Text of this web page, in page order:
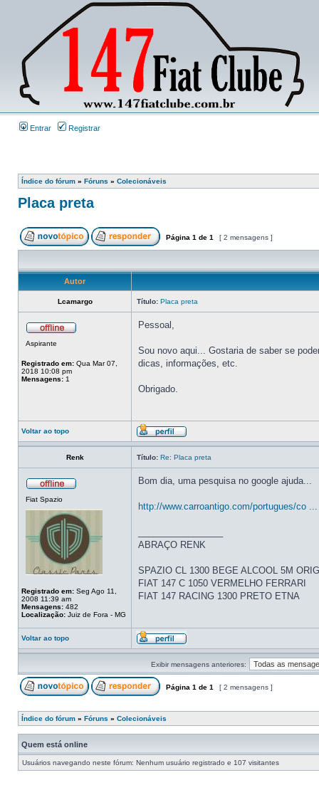
Entrar Registrar
Índice do fórum » Fóruns » Colecionáveis
Placa preta
Página 1 de 1 [ 2 mensagens ]
Autor
Lcamargo Título: Placa preta
Aspirante
Registrado em: Qua Mar 07,
2018 10:08 pm
Mensagens: 1
Pessoal,
Sou novo aqui... Gostaria de saber se
dicas, informações, etc.
Obrigado.
Voltar ao topo
Renk Título: Re: Placa preta
Fiat Spazio
Registrado em: Seg Ago 11,
2008 11:39 am
Mensagens: 482
Localização: Juiz de Fora - MG
Bom dia, uma pesquisa no google ajuda...
http://www.carroantigo.com/portugues/co
ABRAÇO RENK
SPAZIO CL 1300 BEGE ALCOOL 5M
FIAT 147 C 1050 VERMELHO FERRARI
FIAT 147 RACING 1300 PRETO ETNA
Voltar ao topo
Exibir mensagens anteriores:
Página 1 de 1 [ 2 mensagens ]
Índice do fórum » Fóruns » Colecionáveis
Quem está online
Usuários navegando neste fórum: Nenhum usuário registrado e 107 visitantes